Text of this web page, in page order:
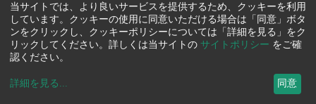
当サイトでは、より良いサービスを提供するため、クッキーを利用
しています。クッキーの使用に同意いただける場合は「同意」ボタ
ンをクリックし、クッキーポリシーについては「詳細を見る」をク
リックしてください。詳しくは当サイトの サイトポリシー をご確
認ください。
詳細を見る ... 同意